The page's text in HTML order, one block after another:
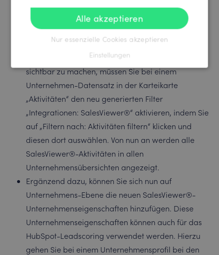
HubSpot: Aktivitäten &
Unternehmenseigenschaften
Um die SalesViewer®-Aktivitäten in HubSpot
sichtbar zu machen, müssen Sie bei einem
Unternehmen-Datensatz in der Karteikarte
„Aktivitäten“ den neu generierten Filter
„Integrationen: SalesViewer®“ aktivieren, indem Sie
auf „Filtern nach: Aktivitäten filtern“ klicken und
diesen dort auswählen. Von nun an werden alle
SalesViewer®-Aktivitäten in allen
Unternehmensübersichten angezeigt.
Ergänzend dazu, können Sie sich nun auf
Unternehmens-Ebene die neuen SalesViewer®-
Unternehmenseigenschaften hinzufügen. Diese
Unternehmenseigenschaften können auch für das
HubSpot-Leadscoring verwendet werden. Hierzu
gehen Sie bei einem Unternehmensprofil bei den
Alle akzeptieren
Nur essenzielle Cookies akzeptieren
Einstellungen